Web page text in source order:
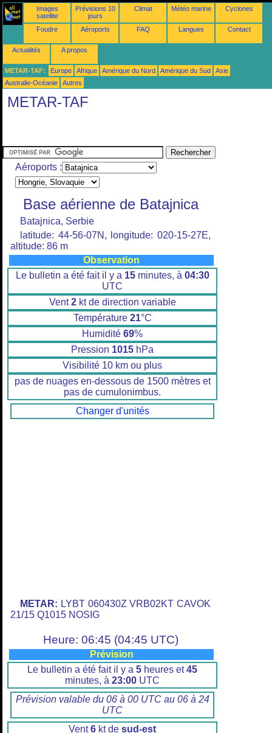
Images
satellite
Prévisions 10
jours
Climat Météo marine Cyclones
Foudre Aéroports FAQ Langues Contact
Actualités A propos
METAR-TAF: Europe Afrique Amérique du Nord Amérique du Sud
Asie
Australie-Océanie
Autres
METAR-TAF
Aéroports :
Base aérienne de Batajnica
Batajnica, Serbie
latitude: 44-56-07N, longitude: 020-15-27E,
altitude: 86 m
Observation
Le bulletin a été fait il y a 15minutes, à 04:30
UTC
Vent2kt de direction variable
Température 21°C
Humidité 69%
Pression 1015 hPa
Visibilité 10 km ou plus
pas de nuages en-dessous de 1500 mètres et
pas de cumulonimbus.
Changer d'unités
METAR: LYBT 060430Z VRB02KT CAVOK
21/15 Q1015 NOSIG
Heure: 06:45 (04:45 UTC)
Prévision
Le bulletin a été fait il y a 5 heures et45
minutes, à 23:00 UTC
Prévision valable du 06 à 00 UTC au 06 à 24
UTC
Vent6 kt de sud-est